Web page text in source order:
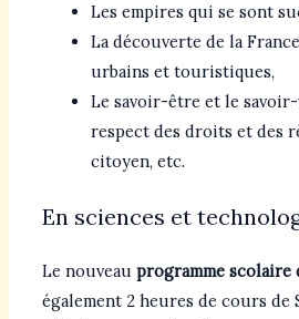
Les empires qui se sont
La découverte de la
urbains et touristiques,
Le savoir-être et le
respect des droits et des
citoyen, etc.
En sciences et
Le nouveau programme scolaire
également 2 heures de cours de